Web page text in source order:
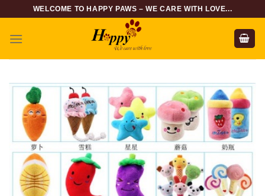
content
WELCOME TO HAPPY PAWS – WE CARE WITH LOVE...